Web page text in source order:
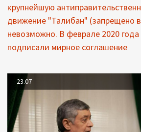
крупнейшую
движение "Талибан" (запрещено
невозможно. В феврале 2020
подписали мирное соглашение
23.07